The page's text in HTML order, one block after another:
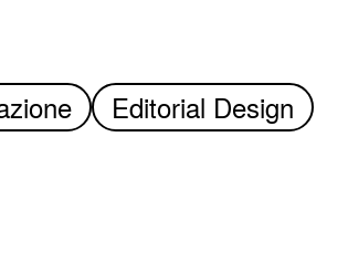
Editorial Design